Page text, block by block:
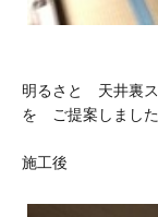
明るさと 天井裏
を ご提案しました
施工後